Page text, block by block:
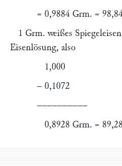
= 0,9884 Grm. =
1 Grm. weißes
Eisenlösung, also
1,000
– 0,1072
––––––––––
0,8928 Grm. =